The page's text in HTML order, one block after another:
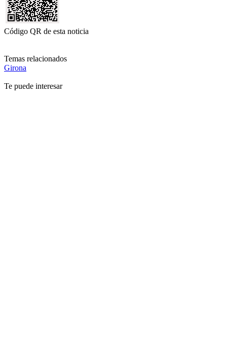
Código QR de esta noticia
Temas relacionados
Girona
Te puede interesar